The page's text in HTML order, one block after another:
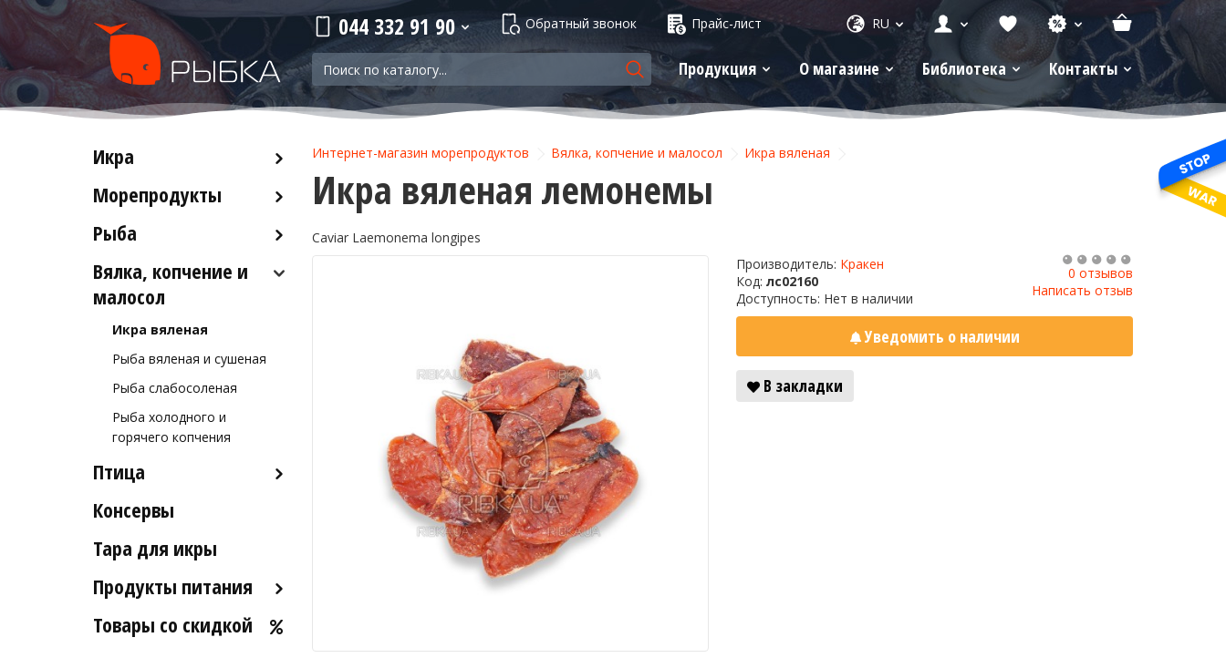
044 332 91 90 Обратный звонок Прайс-лист RU
Продукция О магазине Библиотека Контакты
Икра
Красная икра
Морепродукты
Кальмары
Крабы
Морские ежи
Улитки
Устрицы
Рыба
Рыба деликатесных сортов
Рыба столовых сортов
Вялка, копчение и
малосол
Икра вяленая
Рыба вяленая и сушеная
Рыба слабосоленая
Рыба холодного и
горячего копчения
Птица
Индейка
Консервы
Тара для икры
Продукты питания
Оливковое масло
Товары со скидкой
Интернет-магазин морепродуктов Вялка, копчение и малосол Икра вяленая
Икра вяленая лемонемы
Caviar Laemonema longipes
Производитель: Кракен
Код: лс02160
Доступность: Нет в наличии
0 отзывов
Написать отзыв
Уведомить о наличии
В закладки